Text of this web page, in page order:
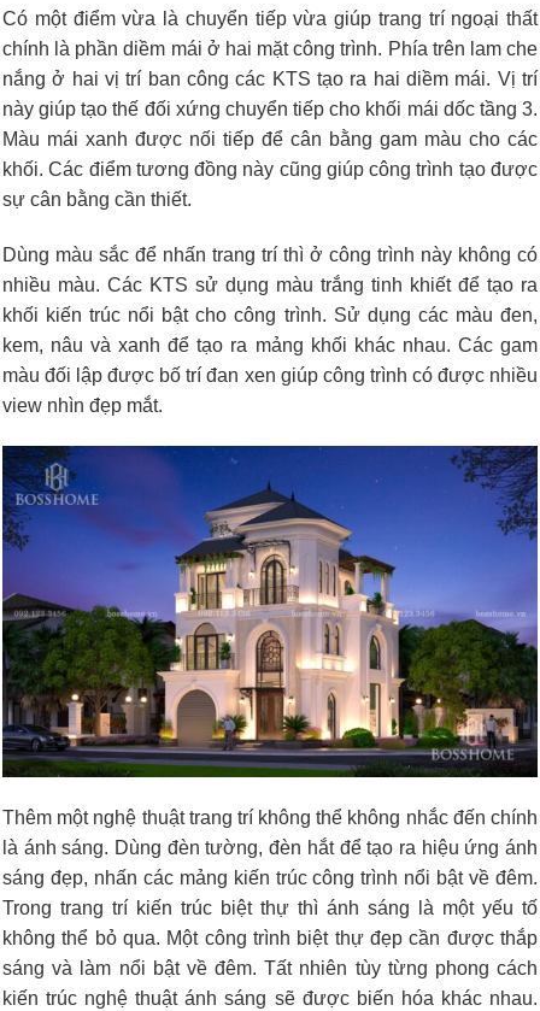
Có một điểm vừa là chuyển tiếp vừa giúp trang trí ngoại thất
chính là phần diềm mái ở hai mặt công trình. Phía trên lam che
nắng ở hai vị trí ban công các KTS tạo ra hai diềm mái. Vị trí
này giúp tạo thế đối xứng chuyển tiếp cho khối mái dốc tầng 3.
Màu mái xanh được nối tiếp để cân bằng gam màu cho các
khối. Các điểm tương đồng này cũng giúp công trình tạo được
sự cân bằng cần thiết.
Dùng màu sắc để nhấn trang trí thì ở công trình này không có
nhiều màu. Các KTS sử dụng màu trắng tinh khiết để tạo ra
khối kiến trúc nổi bật cho công trình. Sử dụng các màu đen,
kem, nâu và xanh để tạo ra mảng khối khác nhau. Các gam
màu đối lập được bố trí đan xen giúp công trình có được nhiều
view nhìn đẹp mắt.
Thêm một nghệ thuật trang trí không thể không nhắc đến chính
là ánh sáng. Dùng đèn tường, đèn hắt để tạo ra hiệu ứng ánh
sáng đẹp, nhấn các mảng kiến trúc công trình nổi bật về đêm.
Trong trang trí kiến trúc biệt thự thì ánh sáng là một yếu tố
không thể bỏ qua. Một công trình biệt thự đẹp cần được thắp
sáng và làm nổi bật về đêm. Tất nhiên tùy từng phong cách
kiến trúc nghệ thuật ánh sáng sẽ được biến hóa khác nhau.